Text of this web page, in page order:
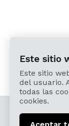
Este sitio
Este sitio
del usuario.
todas las
cookies.